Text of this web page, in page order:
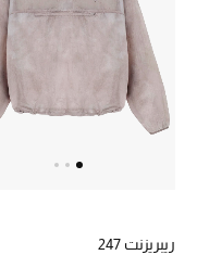
النساء
الحقائب النسائية
أحذية النسائية
ريبريزنت 247